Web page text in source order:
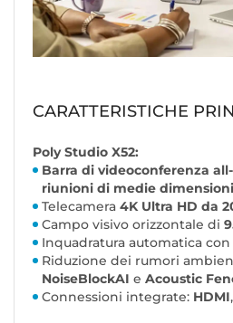
CARATTERISTICHE
Poly Studio X52:
Barra di videoconferenza
riunioni di medie dimensioni
Telecamera 4K Ultra HD da
Campo visivo orizzontale di
Inquadratura automatica con
Riduzione dei rumori
NoiseBlockAI e Acoustic
Connessioni integrate: HDMI,